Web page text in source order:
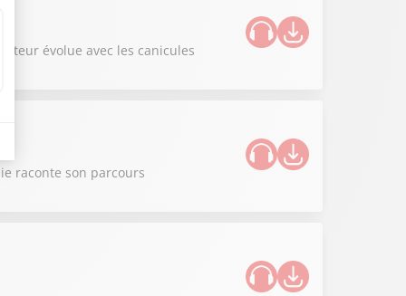
évolue avec les canicules
raconte son parcours